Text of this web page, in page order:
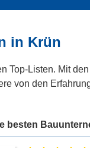
in Krün
Top-Listen. Mit
von den